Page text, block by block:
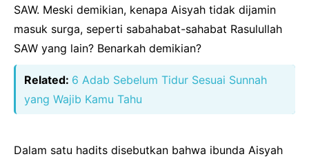
SAW. Meski demikian, kenapa Aisyah tidak dijamin
masuk surga, seperti sabahabat-sahabat Rasulullah
SAW yang lain? Benarkah demikian?
Related: 6 Adab Sebelum Tidur Sesuai Sunnah
yang Wajib Kamu Tahu
Dalam satu hadits disebutkan bahwa ibunda Aisyah